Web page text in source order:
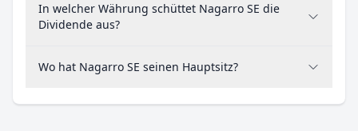
In welcher Währung schüttet Nagarro SE die
Dividende aus?
Wo hat Nagarro SE seinen Hauptsitz?